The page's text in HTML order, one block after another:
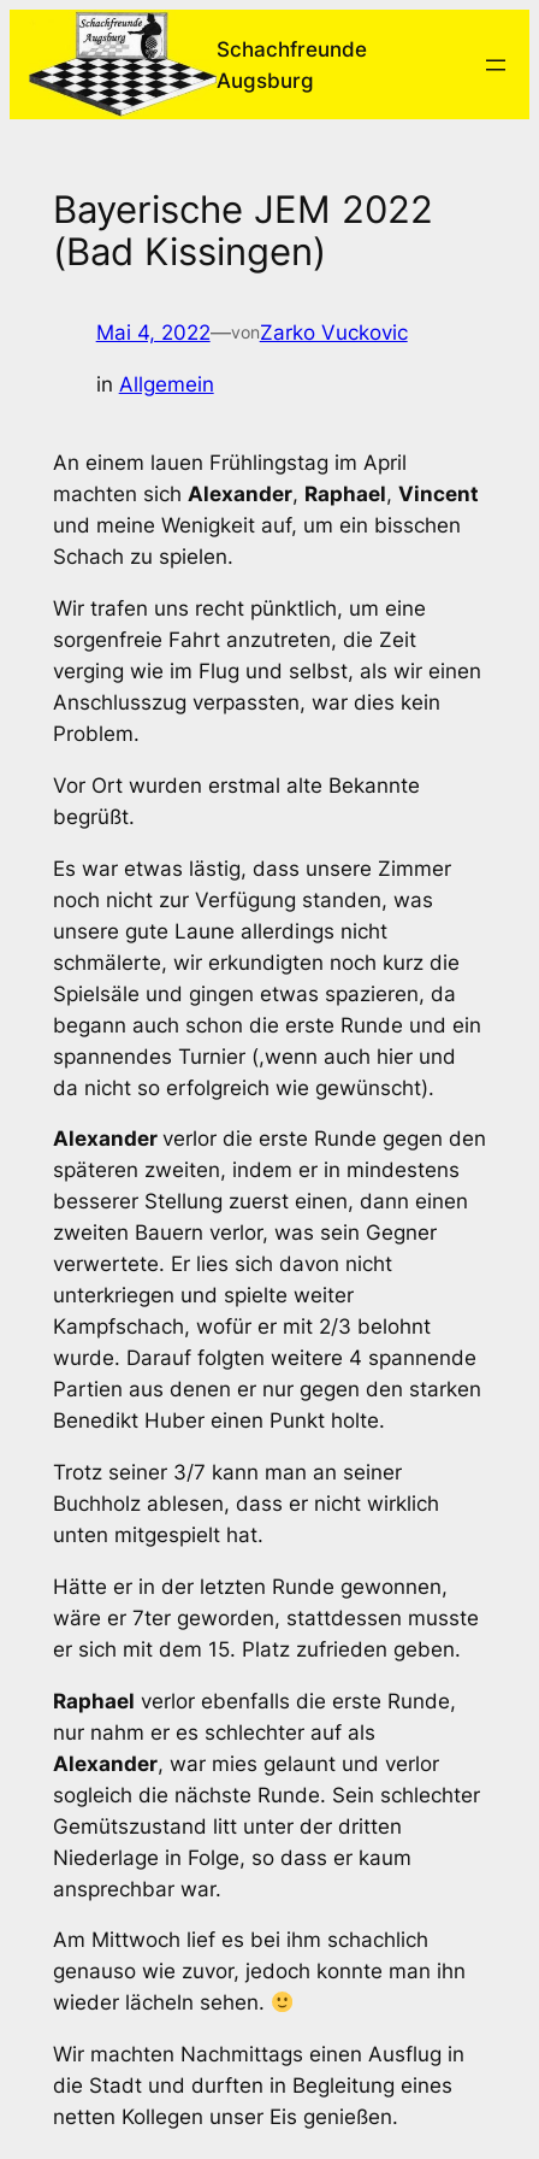
springen
Schachfreunde
Augsburg
Bayerische JEM 2022
(Bad Kissingen)
Mai 4, 2022—vonZarko Vuckovic
in Allgemein
An einem lauen Frühlingstag im April
machten sich Alexander, Raphael, Vincent
und meine Wenigkeit auf, um ein bisschen
Schach zu spielen.
Wir trafen uns recht pünktlich, um eine
sorgenfreie Fahrt anzutreten, die Zeit
verging wie im Flug und selbst, als wir einen
Anschlusszug verpassten, war dies kein
Problem.
Vor Ort wurden erstmal alte Bekannte
begrüßt.
Es war etwas lästig, dass unsere Zimmer
noch nicht zur Verfügung standen, was
unsere gute Laune allerdings nicht
schmälerte, wir erkundigten noch kurz die
Spielsäle und gingen etwas spazieren, da
begann auch schon die erste Runde und ein
spannendes Turnier (,wenn auch hier und
da nicht so erfolgreich wie gewünscht).
Alexander verlor die erste Runde gegen den
späteren zweiten, indem er in mindestens
besserer Stellung zuerst einen, dann einen
zweiten Bauern verlor, was sein Gegner
verwertete. Er lies sich davon nicht
unterkriegen und spielte weiter
Kampfschach, wofür er mit 2/3 belohnt
wurde. Darauf folgten weitere 4 spannende
Partien aus denen er nur gegen den starken
Benedikt Huber einen Punkt holte.
Trotz seiner 3/7 kann man an seiner
Buchholz ablesen, dass er nicht wirklich
unten mitgespielt hat.
Hätte er in der letzten Runde gewonnen,
wäre er 7ter geworden, stattdessen musste
er sich mit dem 15. Platz zufrieden geben.
Raphael verlor ebenfalls die erste Runde,
nur nahm er es schlechter auf als
Alexander, war mies gelaunt und verlor
sogleich die nächste Runde. Sein schlechter
Gemütszustand litt unter der dritten
Niederlage in Folge, so dass er kaum
ansprechbar war.
Am Mittwoch lief es bei ihm schachlich
genauso wie zuvor, jedoch konnte man ihn
wieder lächeln sehen.
Wir machten Nachmittags einen Ausflug in
die Stadt und durften in Begleitung eines
netten Kollegen unser Eis genießen.